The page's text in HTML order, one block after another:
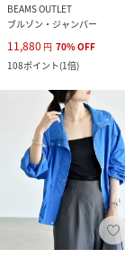
BEAMS OUTLET
ブルゾン・ジャンパー
11,880 円 70%OFF
108ポイント(1倍)